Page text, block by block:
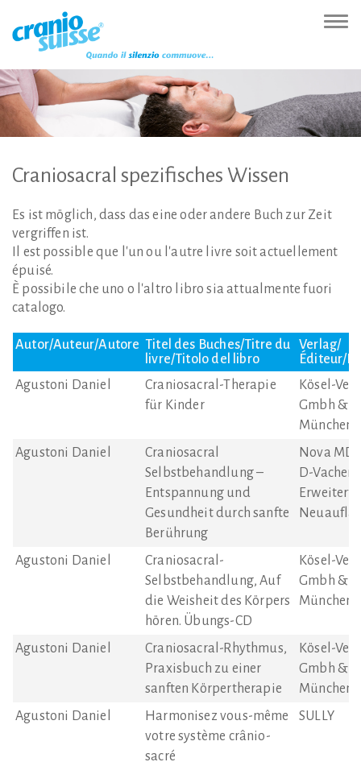
(Accesskey
Hauptnavigation
(Accesskey
Inhalt
(Accesskey
Sprachumschaltung
(Accesskey
Craniosacral spezifisches Wissen
Es ist möglich, dass das eine oder andere Buch zur Zeit
vergriffen ist.
Il est possible que l'un ou l'autre livre soit actuellement
épuisé.
È possibile che uno o l'altro libro sia attualmente fuori
catalogo.
Autor/Auteur/Autore Titel des Buches/Titre du
livre/Titolo del libro
Verlag/
Éditeur/
Agustoni Daniel
Craniosacral-Therapie
für Kinder
Kösel-
Gmbh &
München
Agustoni Daniel
Craniosacral
Selbstbehandlung –
Entspannung und
Gesundheit durch sanfte
Berührung
Nova MD
D-
Erweiterte
Agustoni Daniel
Craniosacral-
Selbstbehandlung, Auf
die Weisheit des Körpers
hören. Übungs-CD
Kösel-
Gmbh &
München
Agustoni Daniel
Craniosacral-Rhythmus,
Praxisbuch zu einer
sanften Körpertherapie
Kösel-
Gmbh &
München
Agustoni Daniel
Harmonisez vous-même
votre système crânio-
sacré
SULLY